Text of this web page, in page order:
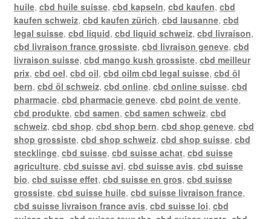
huile, cbd huile suisse, cbd kapseln, cbd kaufen, cbd
kaufen schweiz, cbd kaufen zürich, cbd lausanne, cbd
legal suisse, cbd liquid, cbd liquid schweiz, cbd livraison,
cbd livraison france grossiste, cbd livraison geneve, cbd
livraison suisse, cbd mango kush grossiste, cbd meilleur
prix, cbd oel, cbd oil, cbd oilm cbd legal suisse, cbd öl
bern, cbd öl schweiz, cbd online, cbd online suisse, cbd
pharmacie, cbd pharmacie geneve, cbd point de vente,
cbd produkte, cbd samen, cbd samen schweiz, cbd
schweiz, cbd shop, cbd shop bern, cbd shop geneve, cbd
shop grossiste, cbd shop schweiz, cbd shop suisse, cbd
stecklinge, cbd suisse, cbd suisse achat, cbd suisse
agriculture, cbd suisse avi, cbd suisse avis, cbd suisse
bio, cbd suisse effet, cbd suisse en gros, cbd suisse
grossiste, cbd suisse huile, cbd suisse livraison france,
cbd suisse livraison france avis, cbd suisse loi, cbd